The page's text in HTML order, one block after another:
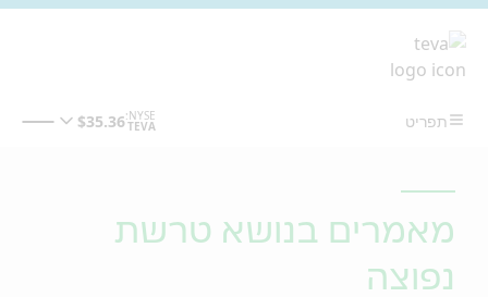
מאמרים בנושא טרשת
נפוצה